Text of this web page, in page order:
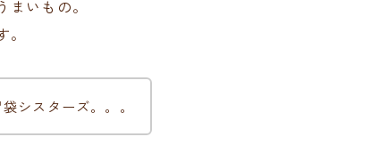
いもの。
シスターズ。。。